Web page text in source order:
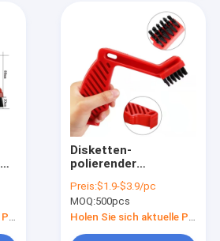
Disketten-
polierender
Auto-Polierauflagen-
Reinigungs-Werkzeug
Preis:$1.9-$3.9/pc
MOQ:500pcs